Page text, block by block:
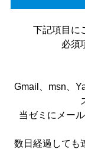
下記項目に
必須
Gmail、msn、
当ゼミにメー
数日経過しても